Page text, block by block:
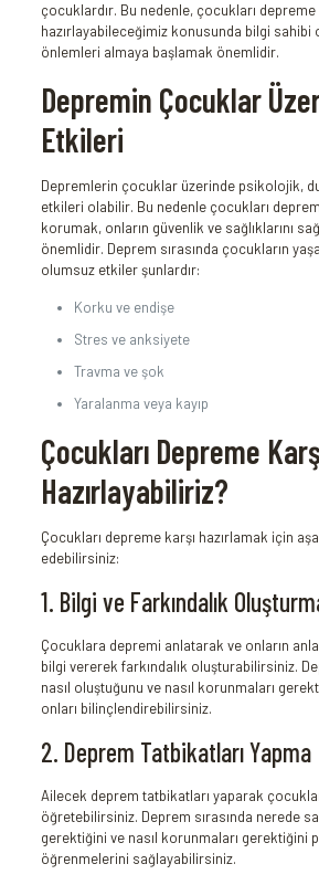
çocuklardır. Bu nedenle, çocukları depreme
hazırlayabileceğimiz konusunda bilgi sahibi
önlemleri almaya başlamak önemlidir.
Depremin Çocuklar
Etkileri
Depremlerin çocuklar üzerinde psikolojik,
etkileri olabilir. Bu nedenle çocukları
korumak, onların güvenlik ve sağlıklarını
önemlidir. Deprem sırasında çocukların
olumsuz etkiler şunlardır:
Korku ve endişe
Stres ve anksiyete
Travma ve şok
Yaralanma veya kayıp
Çocukları Depreme
Hazırlayabiliriz?
Çocukları depreme karşı hazırlamak için
edebilirsiniz:
1. Bilgi ve Farkındalık
Çocuklara depremi anlatarak ve onların
bilgi vererek farkındalık oluşturabilirsiniz.
nasıl oluştuğunu ve nasıl korunmaları
onları bilinçlendirebilirsiniz.
2. Deprem Tatbikatları Yapma
Ailecek deprem tatbikatları yaparak
öğretebilirsiniz. Deprem sırasında nerede
gerektiğini ve nasıl korunmaları gerektiğini
öğrenmelerini sağlayabilirsiniz.